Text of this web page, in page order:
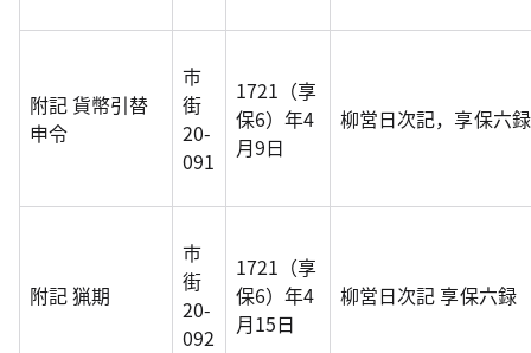
附記 貨幣引替
申令
市
街
20-
091
1721（享
保6）年4
月9日
柳営日次記，享保六
附記 猟期
市
街
20-
092
1721（享
保6）年4
月15日
柳営日次記 享保六録